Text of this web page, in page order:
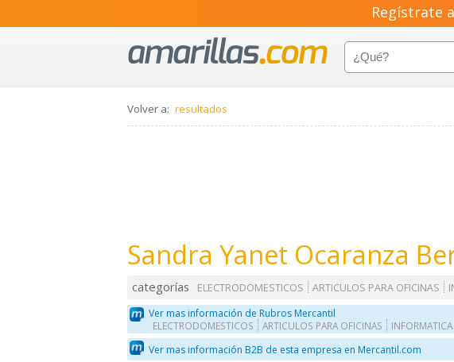
Regístrate
Volver a: resultados
Sandra Yanet Ocaranza
categorías ELECTRODOMESTICOS ARTICULOS PARA OFICINAS
Ver mas información de Rubros Mercantil
ELECTRODOMESTICOS ARTICULOS PARA OFICINAS INFORMATICA
Ver mas información B2B de esta empresa en Mercantil.com